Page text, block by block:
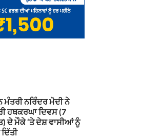
ਮੰਤਰੀ ਨਰਿੰਦਰ ਮੋਦੀ ਨੇ
ਹਥਕਰਘਾ ਦਿਵਸ (7
ਦੇ ਮੌਕੇ ‘ਤੇ ਦੇਸ਼ ਵਾਸੀਆਂ ਨੂੰ